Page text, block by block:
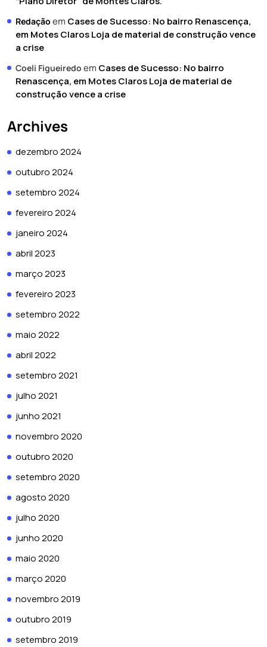
Redação em Cases de Sucesso: No bairro Renascença,
em Motes Claros Loja de material de construção vence
a crise
Coeli Figueiredo em Cases de Sucesso: No bairro
Renascença, em Motes Claros Loja de material de
construção vence a crise
Archives
dezembro 2024
outubro 2024
setembro 2024
fevereiro 2024
janeiro 2024
abril 2023
março 2023
fevereiro 2023
setembro 2022
maio 2022
abril 2022
setembro 2021
julho 2021
junho 2021
novembro 2020
outubro 2020
setembro 2020
agosto 2020
julho 2020
junho 2020
maio 2020
março 2020
novembro 2019
outubro 2019
setembro 2019